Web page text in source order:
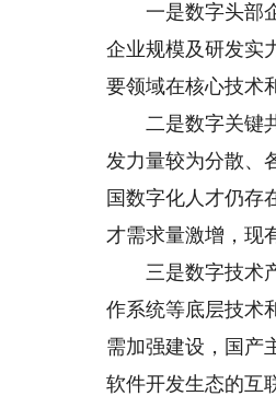
一是数字头部企
企业规模及研发实
要领域在核心技术
二是数字关键共
发力量较为分散、
国数字化人才仍存
才需求量激增，现
三是数字技术产
作系统等底层技术
需加强建设，国产
软件开发生态的互